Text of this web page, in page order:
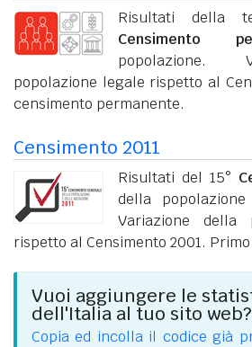
Risultati della
Censimento
popolazione.
popolazione legale rispetto al
censimento permanente.
Censimento 2011
Risultati del 15°
della
Variazione della
rispetto al Censimento 2001.
Vuoi aggiungere le
dell'Italia al tuo sito web?
Copia ed incolla il codice già